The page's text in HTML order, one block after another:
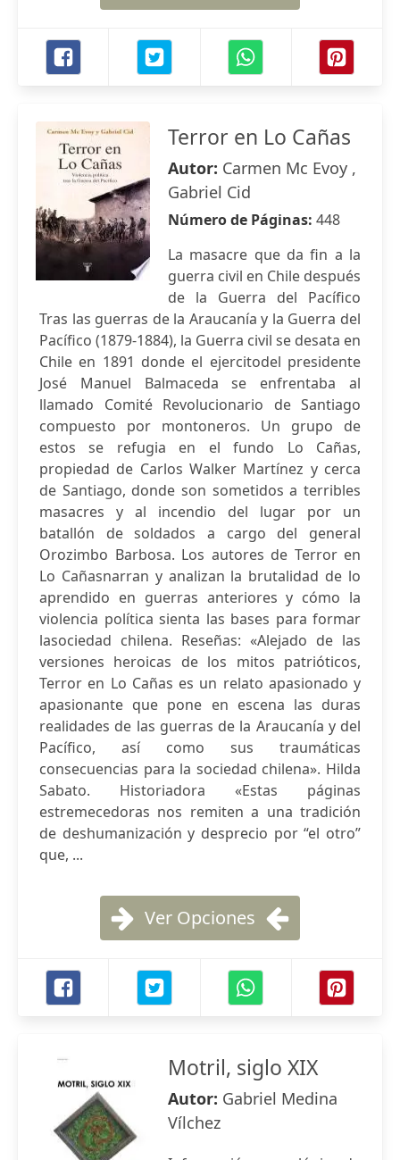
Terror en Lo Cañas
Autor: Carmen Mc Evoy ,
Gabriel Cid
Número de Páginas: 448
La masacre que da fin a la
guerra civil en Chile después
de la Guerra del Pacífico
Tras las guerras de la Araucanía y la Guerra del
Pacífico (1879-1884), la Guerra civil se desata en
Chile en 1891 donde el ejercitodel presidente
José Manuel Balmaceda se enfrentaba al
llamado Comité Revolucionario de Santiago
compuesto por montoneros. Un grupo de
estos se refugia en el fundo Lo Cañas,
propiedad de Carlos Walker Martínez y cerca
de Santiago, donde son sometidos a terribles
masacres y al incendio del lugar por un
batallón de soldados a cargo del general
Orozimbo Barbosa. Los autores de Terror en
Lo Cañasnarran y analizan la brutalidad de lo
aprendido en guerras anteriores y cómo la
violencia política sienta las bases para formar
lasociedad chilena. Reseñas: «Alejado de las
versiones heroicas de los mitos patrióticos,
Terror en Lo Cañas es un relato apasionado y
apasionante que pone en escena las duras
realidades de las guerras de la Araucanía y del
Pacífico, así como sus traumáticas
consecuencias para la sociedad chilena». Hilda
Sabato. Historiadora «Estas páginas
estremecedoras nos remiten a una tradición
de deshumanización y desprecio por “el otro”
que, ...
Ver Opciones
Motril, siglo XIX
Autor: Gabriel Medina
Vílchez